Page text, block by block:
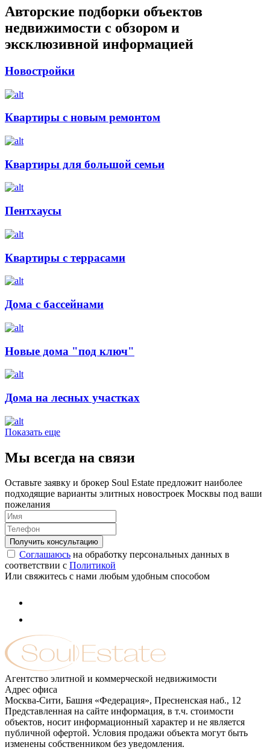
Авторские подборки объектов
недвижимости с обзором и
эксклюзивной информацией
Новостройки
Квартиры с новым ремонтом
Квартиры для большой семьи
Пентхаусы
Квартиры с террасами
Дома с бассейнами
Новые дома "под ключ"
Дома на лесных участках
Показать еще
Мы всегда на связи
Оставьте заявку и брокер Soul Estate предложит наиболее
подходящие варианты элитных новостроек Москвы под ваши
пожелания
Соглашаюсь на обработку персональных данных в
соответствии с Политикой
Или свяжитесь с нами любым удобным способом
Агентство элитной и коммерческой недвижимости
Адрес офиса
Москва-Сити, Башня «Федерация», Пресненская наб., 12
Представленная на сайте информация, в т.ч. стоимости
объектов, носит информационный характер и не является
публичной офертой. Условия продажи объекта могут быть
изменены собственником без уведомления.